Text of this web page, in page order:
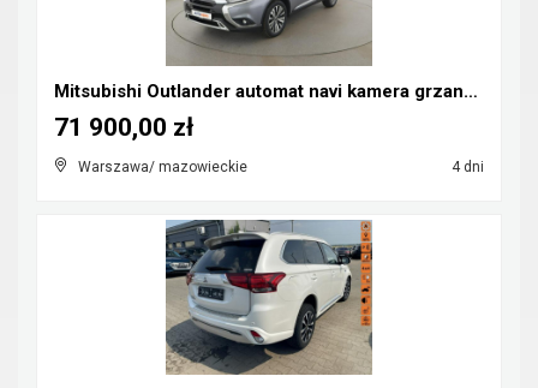
Mitsubishi Outlander automat navi kamera grzane fo...
Warszawa/ mazowieckie 4 dni
71 900,00 zł